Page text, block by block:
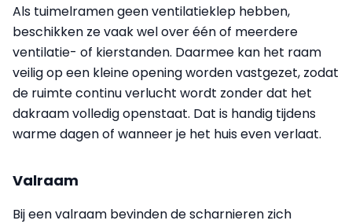
Als tuimelramen geen ventilatieklep hebben,
beschikken ze vaak wel over één of meerdere
ventilatie- of kierstanden. Daarmee kan het raam
veilig op een kleine opening worden vastgezet, zodat
de ruimte continu verlucht wordt zonder dat het
dakraam volledig openstaat. Dat is handig tijdens
warme dagen of wanneer je het huis even verlaat.
Valraam
Bij een valraam bevinden de scharnieren zich